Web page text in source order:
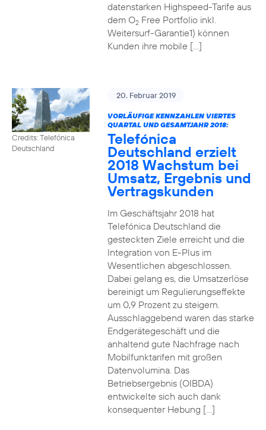
datenstarken Highspeed-Tarife aus
dem O2Free Portfolio inkl.
Weitersurf-Garantie1) können
Kunden ihre mobile […]
Credits: Telefónica
Deutschland
20. Februar 2019
VORLÄUFIGE KENNZAHLEN VIERTES
QUARTAL UND GESAMTJAHR 2018:
Telefónica
Deutschland erzielt
2018 Wachstum bei
Umsatz, Ergebnis und
Vertragskunden
Im Geschäftsjahr 2018 hat
Telefónica Deutschland die
gesteckten Ziele erreicht und die
Integration von E-Plus im
Wesentlichen abgeschlossen.
Dabei gelang es, die Umsatzerlöse
bereinigt um Regulierungseffekte
um 0,9 Prozent zu steigern.
Ausschlaggebend waren das starke
Endgerätegeschäft und die
anhaltend gute Nachfrage nach
Mobilfunktarifen mit großen
Datenvolumina. Das
Betriebsergebnis (OIBDA)
entwickelte sich auch dank
konsequenter Hebung […]